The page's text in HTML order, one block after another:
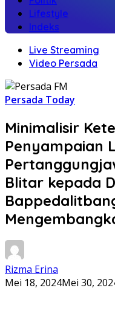
Lifestyle
Indeks
Live Streaming
Video Persada
Persada Today
Minimalisir
Penyampaian
Blitar kepada
Rizma Erina
Mei 18, 2024Mei 30,